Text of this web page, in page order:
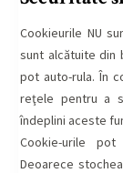
Cookieurile NU
sunt alcătuite din
pot auto-rula. În
reţele pentru a
îndeplini aceste
Cookie-urile
Deoarece